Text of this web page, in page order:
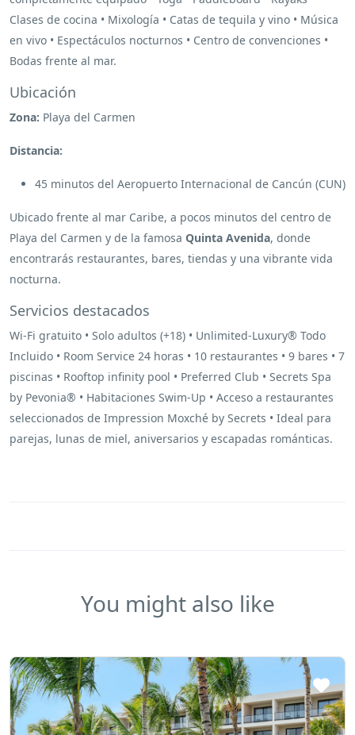
Clases de cocina • Mixología • Catas de tequila y vino • Música
en vivo • Espectáculos nocturnos • Centro de convenciones •
Bodas frente al mar.
Ubicación
Zona: Playa del Carmen
Distancia:
45 minutos del Aeropuerto Internacional de Cancún (CUN)
Ubicado frente al mar Caribe, a pocos minutos del centro de
Playa del Carmen y de la famosa Quinta Avenida, donde
encontrarás restaurantes, bares, tiendas y una vibrante vida
nocturna.
Servicios destacados
Wi-Fi gratuito • Solo adultos (+18) • Unlimited-Luxury® Todo
Incluido • Room Service 24 horas • 10 restaurantes • 9 bares • 7
piscinas • Rooftop infinity pool • Preferred Club • Secrets Spa
by Pevonia® • Habitaciones Swim-Up • Acceso a restaurantes
seleccionados de Impression Moxché by Secrets • Ideal para
parejas, lunas de miel, aniversarios y escapadas románticas.
You might also like